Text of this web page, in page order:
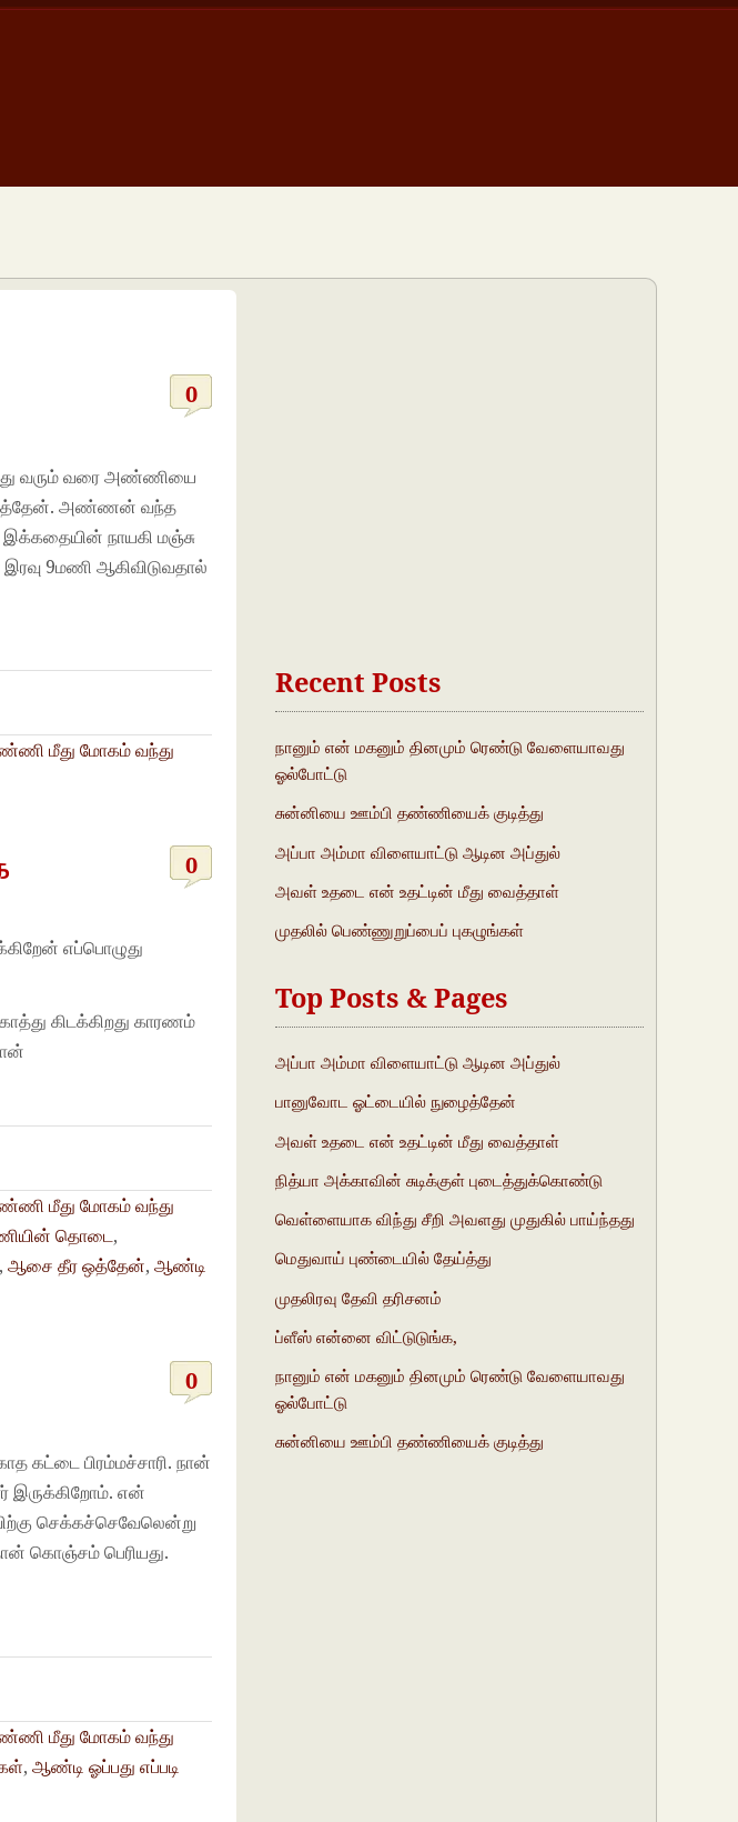
0
வரும் வரை அண்ணியை
அண்ணன் வந்த
இக்கதையின் நாயகி மஞ்சு
9மணி ஆகிவிடுவதால்
மீது மோகம் வந்து
0
எப்பொழுது
கிடக்கிறது காரணம்
மீது மோகம் வந்து
தொடை,
,ஆசை தீர ஒத்தேன்,ஆண்டி
0
கட்டை பிரம்மச்சாரி. நான்
என்
செக்கச்செவேலென்று
கொஞ்சம் பெரியது.
மீது மோகம் வந்து
,ஆண்டி ஓப்பது எப்படி
Recent Posts
நானும் என் மகனும் தினமும் ரெண்டு வேளையாவது
ஓல்போட்டு
சுன்னியை ஊம்பி தண்ணியைக் குடித்து
அப்பா அம்மா விளையாட்டு ஆடின அப்துல்
அவள் உதடை என் உதட்டின் மீது வைத்தாள்
முதலில் பெண்ணுறுப்பைப் புகழுங்கள்
Top Posts & Pages
அப்பா அம்மா விளையாட்டு ஆடின அப்துல்
பானுவோட ஓட்டையில் நுழைத்தேன்
அவள் உதடை என் உதட்டின் மீது வைத்தாள்
நித்யா அக்காவின் சுடிக்குள் புடைத்துக்கொண்டு
வெள்ளையாக விந்து சீறி அவளது முதுகில் பாய்ந்தது
மெதுவாய் புண்டையில் தேய்த்து
முதலிரவு தேவி தரிசனம்
ப்ளீஸ் என்னை விட்டுடுங்க,
நானும் என் மகனும் தினமும் ரெண்டு வேளையாவது
ஓல்போட்டு
சுன்னியை ஊம்பி தண்ணியைக் குடித்து